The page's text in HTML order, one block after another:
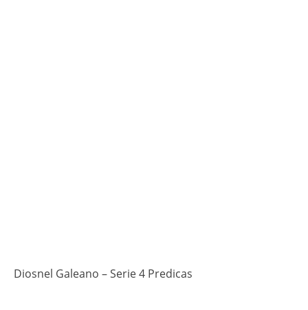
Diosnel Galeano – Serie 4 Predicas